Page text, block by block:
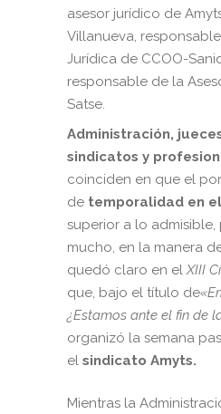
asesor jurídico de
Villanueva,
Jurídica de CCOO-
responsable de la
Satse.
Administración,
sindicatos y
coinciden en que el
de temporalidad en el
superior a lo admisible,
mucho, en la manera
quedó claro en elXIII
que, bajo el título de
¿Estamos ante el fin de
organizó la semana
el sindicato Amyts.
Mientras la